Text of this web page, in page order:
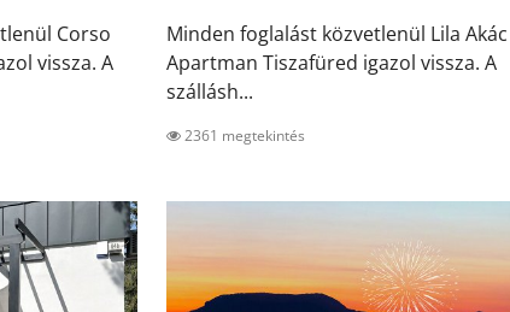
Corso
vissza. A
Minden foglalást közvetlenül Lila Akác
Apartman Tiszafüred igazol vissza. A
szállásh...
2361 megtekintés